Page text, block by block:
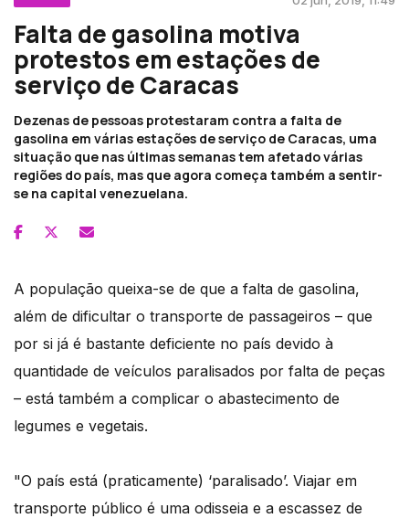
Falta de gasolina motiva
protestos em estações de
serviço de Caracas
Dezenas de pessoas protestaram contra a falta de
gasolina em várias estações de serviço de Caracas, uma
situação que nas últimas semanas tem afetado várias
regiões do país, mas que agora começa também a sentir-
se na capital venezuelana.
A população queixa-se de que a falta de gasolina,
além de dificultar o transporte de passageiros – que
por si já é bastante deficiente no país devido à
quantidade de veículos paralisados por falta de peças
– está também a complicar o abastecimento de
legumes e vegetais.
"O país está (praticamente) ‘paralisado’. Viajar em
transporte público é uma odisseia e a escassez de